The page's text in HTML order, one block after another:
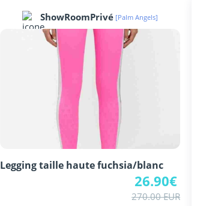
ShowRoomPrivé [Palm Angels]
Legging taille haute fuchsia/blanc
26.90€
270.00 EUR